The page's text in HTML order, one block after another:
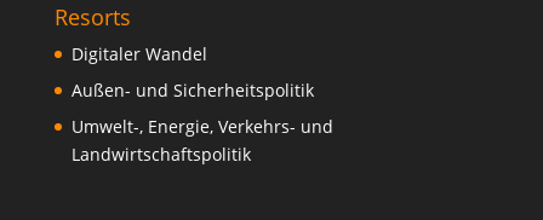
Resorts
Digitaler Wandel
Außen- und Sicherheitspolitik
Umwelt-, Energie, Verkehrs- und
Landwirtschaftspolitik